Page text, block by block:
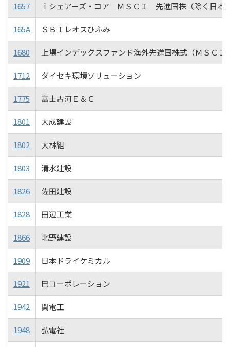
1657 ｉシェアーズ・コア ＭＳＣＩ 先進国株（除く日本
165A ＳＢＩレオスひふみ
1680 上場インデックスファンド海外先進国株式（ＭＳＣＩ
1712 ダイセキ環境ソリューション
1775 富士古河Ｅ＆Ｃ
1801 大成建設
1802 大林組
1803 清水建設
1826 佐田建設
1828 田辺工業
1866 北野建設
1909 日本ドライケミカル
1921 巴コーポレーション
1942 関電工
1948 弘電社